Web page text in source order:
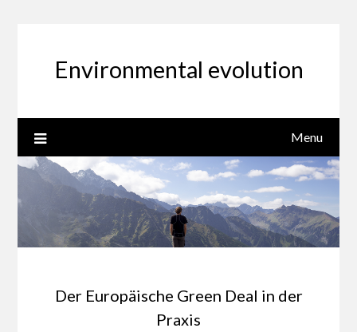
Environmental evolution
Menu
Der Europäische Green Deal in der
Praxis